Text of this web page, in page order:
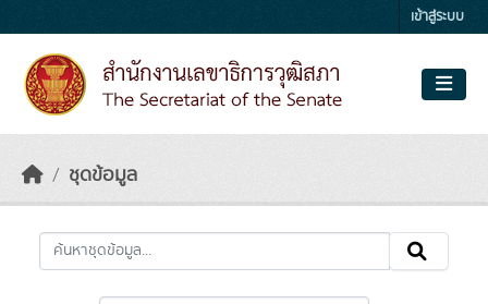
เข้าสู่ระบบ
ชุดข้อมูล